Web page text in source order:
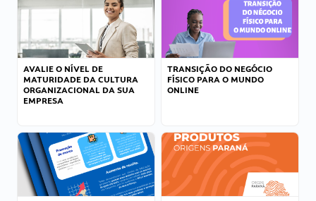
AVALIE O NÍVEL DE
MATURIDADE DA CULTURA
ORGANIZACIONAL DA SUA
EMPRESA
TRANSIÇÃO DO NEGÓCIO
FÍSICO PARA O MUNDO
ONLINE